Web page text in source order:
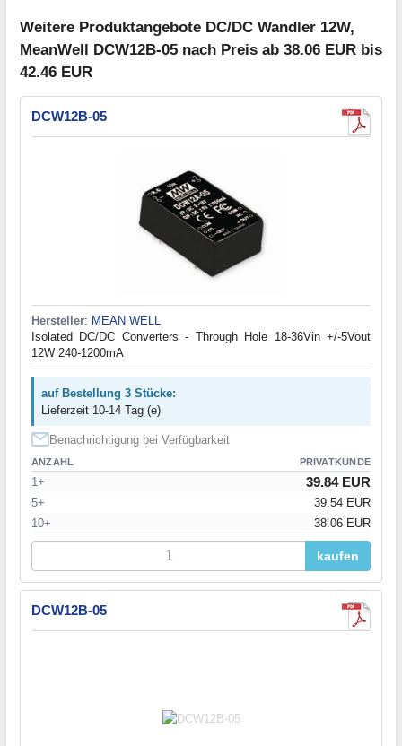
Weitere Produktangebote DC/DC Wandler 12W,
MeanWell DCW12B-05 nach Preis ab 38.06 EUR bis
42.46 EUR
DCW12B-05
Hersteller: MEAN WELL
Isolated DC/DC Converters - Through Hole 18-36Vin +/-5Vout
12W 240-1200mA
auf Bestellung 3 Stücke:
Lieferzeit 10-14 Tag (e)
Benachrichtigung bei Verfügbarkeit
ANZAHL PRIVATKUNDE
1+ 39.84 EUR
5+
39.54 EUR
10+
38.06 EUR
kaufen
DCW12B-05